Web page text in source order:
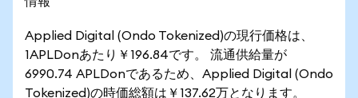
Applied Digital (Ondo Tokenized)の現行価格は、
1APLDonあたり￥196.84です。 流通供給量が
6990.74 APLDonであるため、Applied Digital (Ondo
Tokenized)の時価総額は￥137.62万となります。